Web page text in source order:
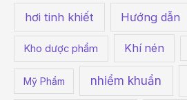
hơi tinh khiết Hướng dẫn
Kho dược phẩm Khí nén
Mỹ Phẩm nhiểm khuẩn